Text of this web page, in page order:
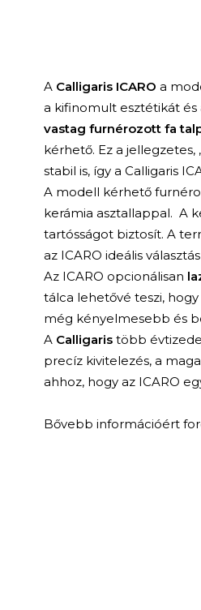
A Calligaris ICARO a
a kifinomult esztétikát
vastag furnérozott fa
kérhető. Ez a
stabil is, így a Calligaris
A modell kérhető
kerámia asztallappal. A
tartósságot biztosít. A
az ICARO ideális
Az ICARO opcionálisan
tálca lehetővé teszi,
még kényelmesebb és
A Calligaristöbb
precíz kivitelezés, a
ahhoz, hogy az ICARO
Bővebb információért